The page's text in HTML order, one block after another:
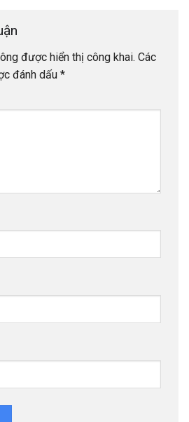
được hiển thị công khai. Các
đánh dấu *